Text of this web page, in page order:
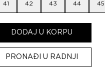
41 42 43 44 45
DODAJ U KORPU
PRONAĐI U RADNJI